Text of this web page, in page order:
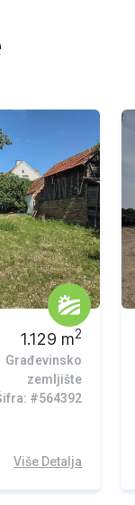
1.129 m2
Građevinsko
zemljište
#564392
Više Detalja